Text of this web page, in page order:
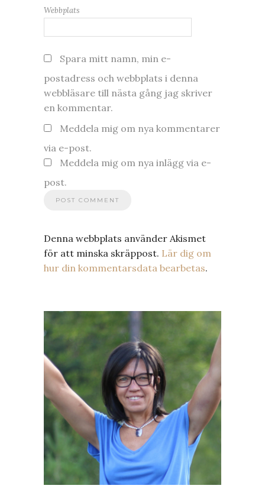
Webbplats
Spara mitt namn, min e-
postadress och webbplats i denna
webbläsare till nästa gång jag skriver
en kommentar.
Meddela mig om nya kommentarer
via e-post.
Meddela mig om nya inlägg via e-
post.
Denna webbplats använder Akismet
för att minska skräppost. Lär dig om
hur din kommentarsdata bearbetas.